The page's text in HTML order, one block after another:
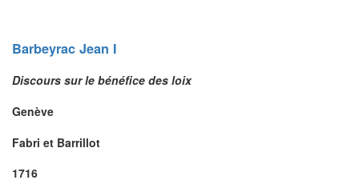
Barbeyrac Jean I
Discours sur le bénéfice des loix
Genève
Fabri et Barrillot
1716